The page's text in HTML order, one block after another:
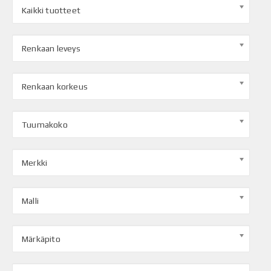
Kaikki tuotteet
Renkaan leveys
Renkaan korkeus
Tuumakoko
Merkki
Malli
Märkäpito